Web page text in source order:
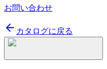
お問い合わせ
カタログに戻る